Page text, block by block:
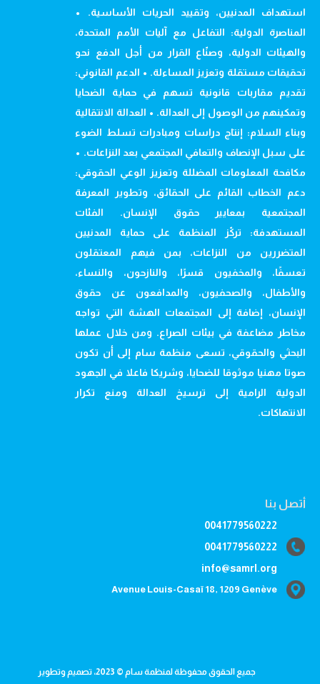
استهداف المدنيين، وتقييد الحريات الأساسية. •
المناصرة الدولية: التفاعل مع آليات الأمم المتحدة،
والهيئات الدولية، وصنّاع القرار من أجل الدفع نحو
تحقيقات مستقلة وتعزيز المساءلة. • الدعم القانوني:
تقديم مقاربات قانونية تسهم في حماية الضحايا
وتمكينهم من الوصول إلى العدالة. • العدالة الانتقالية
وبناء السلام: إنتاج دراسات ومبادرات تسلط الضوء
على سبل الإنصاف والتعافي المجتمعي بعد النزاعات. •
مكافحة المعلومات المضللة وتعزيز الوعي الحقوقي:
دعم الخطاب القائم على الحقائق، وتطوير المعرفة
المجتمعية بمعايير حقوق الإنسان. الفئات
المستهدفة: تركّز المنظمة على حماية المدنيين
المتضررين من النزاعات، بمن فيهم المعتقلون
تعسفًا، والمخفيون قسرًا، والنازحون، والنساء،
والأطفال، والصحفيون، والمدافعون عن حقوق
الإنسان، إضافة إلى المجتمعات الهشة التي تواجه
مخاطر مضاعفة في بيئات الصراع. ومن خلال عملها
البحثي والحقوقي، تسعى منظمة سام إلى أن تكون
صوتا مهنيا موثوقا للضحايا، وشريكا فاعلا في الجهود
الدولية الرامية إلى ترسيخ العدالة ومنع تكرار
الانتهاكات.
أتصل بنا
0041779560222
0041779560222
info@samrl.org
Avenue Louis-Casaï 18, 1209 Genève
جميع الحقوق محفوظة لمنظمة سام © 2023، تصميم وتطوير